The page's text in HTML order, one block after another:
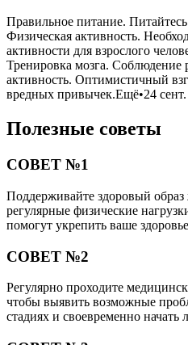
Правильное питание.
Физическая активность.
активности для взрослого
Тренировка мозга. Соблюдение
активность. Оптимистичный
вредных привычек.Ещё•24 сент.
Полезные советы
СОВЕТ №1
Поддерживайте здоровый
регулярные физические
помогут укрепить ваше
СОВЕТ №2
Регулярно проходите
чтобы выявить возможные
стадиях и своевременно начать